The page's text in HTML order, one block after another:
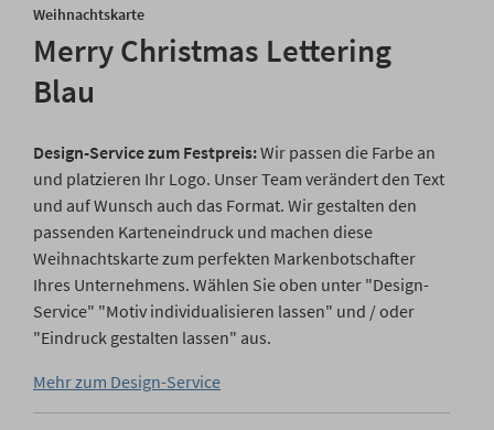
Weihnachtskarte
Merry Christmas Lettering
Blau
Design-Service zum Festpreis:Wir passen die Farbe an
und platzieren Ihr Logo. Unser Team verändert den Text
und auf Wunsch auch das Format. Wir gestalten den
passenden Karteneindruck und machen diese
Weihnachtskarte zum perfekten Markenbotschafter
Ihres Unternehmens. Wählen Sie oben unter "Design-
Service" "Motiv individualisieren lassen" und / oder
"Eindruck gestalten lassen" aus.
Mehr zum Design-Service